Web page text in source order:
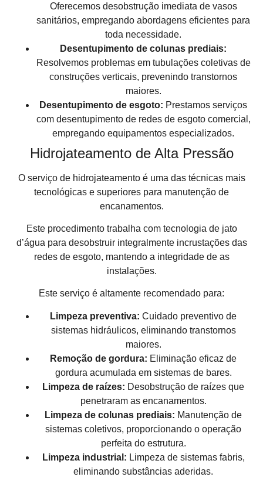
Oferecemos desobstrução imediata de vasos
sanitários, empregando abordagens eficientes para
toda necessidade.
Desentupimento de colunas prediais:
Resolvemos problemas em tubulações coletivas de
construções verticais, prevenindo transtornos
maiores.
Desentupimento de esgoto: Prestamos serviços
com desentupimento de redes de esgoto comercial,
empregando equipamentos especializados.
Hidrojateamento de Alta Pressão
O serviço de hidrojateamento é uma das técnicas mais
tecnológicas e superiores para manutenção de
encanamentos.
Este procedimento trabalha com tecnologia de jato
d’água para desobstruir integralmente incrustações das
redes de esgoto, mantendo a integridade de as
instalações.
Este serviço é altamente recomendado para:
Limpeza preventiva: Cuidado preventivo de
sistemas hidráulicos, eliminando transtornos
maiores.
Remoção de gordura: Eliminação eficaz de
gordura acumulada em sistemas de bares.
Limpeza de raízes: Desobstrução de raízes que
penetraram as encanamentos.
Limpeza de colunas prediais: Manutenção de
sistemas coletivos, proporcionando o operação
perfeita do estrutura.
Limpeza industrial: Limpeza de sistemas fabris,
eliminando substâncias aderidas.